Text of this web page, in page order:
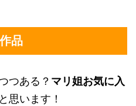
品
つある？ マリ姐お気に入
思います！